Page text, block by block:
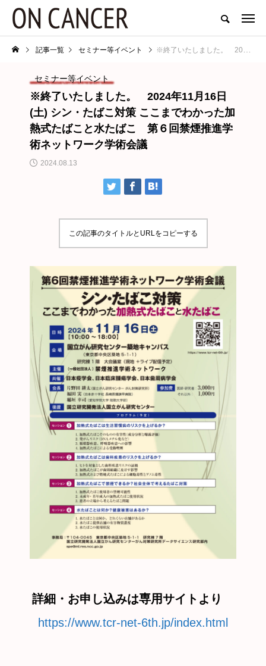
記事一覧 セミナー等イベント ※終了いたしました。 2024年11月16日(土) シン・たばこ対策 ここまでわかった加熱式たばこと水たばこ 第６回禁煙推進学術ネットワーク学術会議
セミナー等イベント
※終了いたしました。 2024年11月16日
(土) シン・たばこ対策 ここまでわかった加
熱式たばこと水たばこ 第６回禁煙推進学
術ネットワーク学術会議
2024.08.13
この記事のタイトルとURLをコピーする
詳細・お申し込みは専用サイトより
https://www.tcr-net-6th.jp/index.html